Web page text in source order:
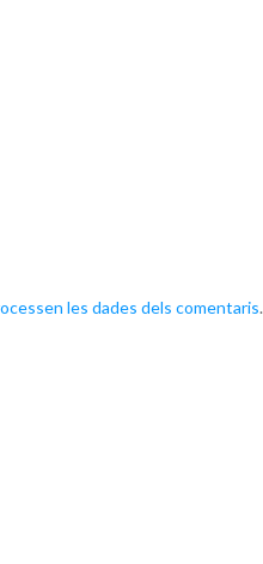
les dades dels comentaris.